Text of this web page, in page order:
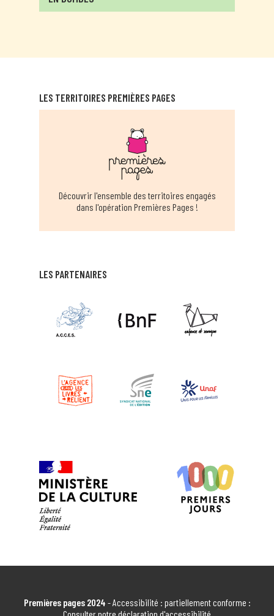
AMBERIEUX EN DOMBES
AMBRONAY
BIBLIOTHEQUE MUNICIPALE ANGLEFORT
EN SAVOIR PLUS
BIBLIOTHÈQUE MUNICIPALE D'ARANC
BIBLIOTHÈQUE MUNICIPALE ARS SUR
FORMANS
ARS SUR FORMANS
MICRO CRÈCHE D'ARTEMARE 1,2,3 SOLEIL
ARTEMARE
BIBLIOTHÈQUE MUNICIPALE D'ATTIGNAT
ATTIGNAT
EN SAVOIR PLUS
MÉDIATHÈQUE DE BAGÉ-LA-VILLE "LE
LES PARTENAIRES
LES TERRITOIRES PREMIÈRES PAGES
Découvrir l'ensemble des territoires engagés
dans l'opération Premières Pages !
Premières pages 2024 - Accessibilité : partiellement conforme :
Consulter notre déclaration d'accessibilité